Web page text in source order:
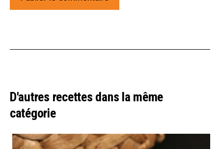
D'autres recettes dans la même
catégorie